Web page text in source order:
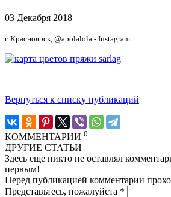
03 Декабря 2018
г. Красноярск, @apolalola - Instagram
Вернуться к списку публикаций
КОММЕНТАРИИ 0
ДРУГИЕ СТАТЬИ
Здесь еще никто не оставлял
первым!
Перед публикацией комментарии
Представьтесь, пожалуйста *